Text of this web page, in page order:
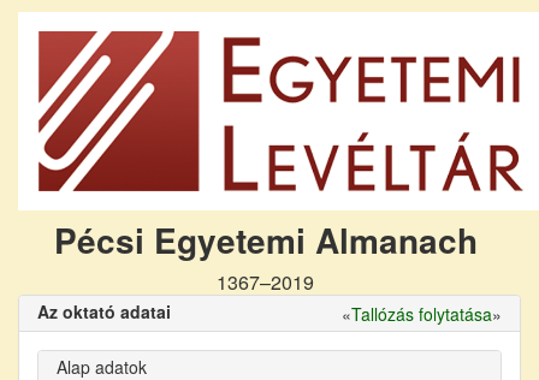
Pécsi Egyetemi Almanach
1367–2019
Az oktató adatai «Tallózás folytatása»
Alap adatok